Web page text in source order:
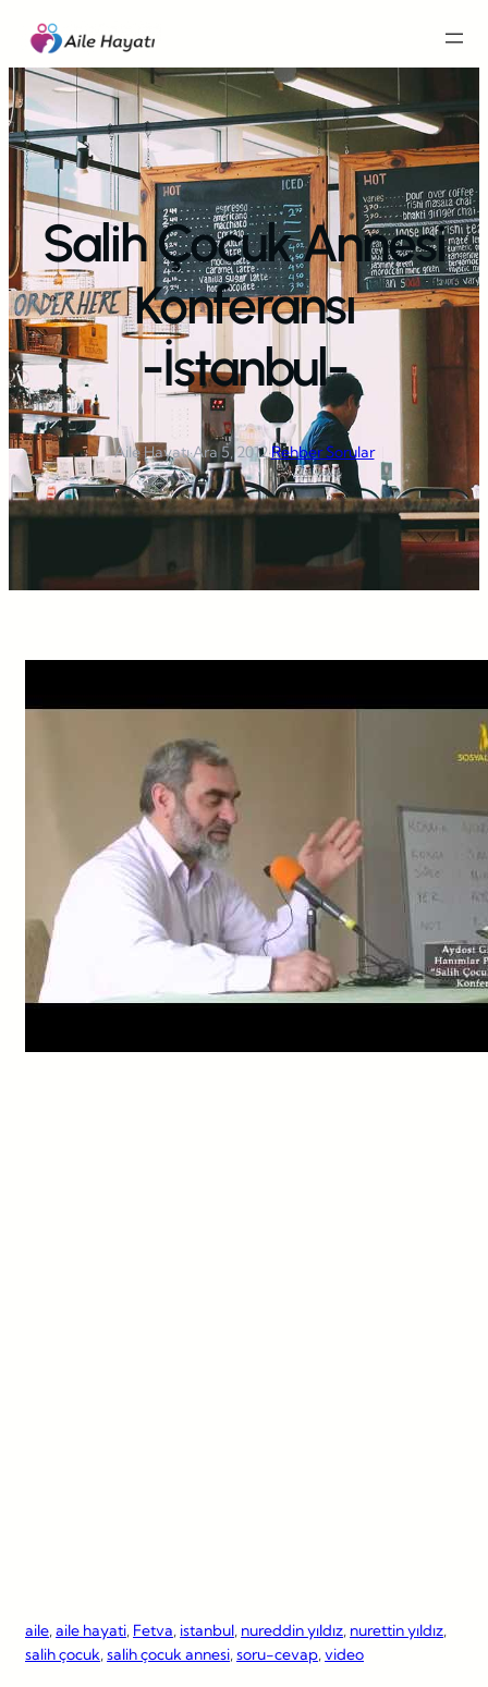
İçeriğe
geç
Salih Çocuk Annesi
Konferansı
-İstanbul-
Aile Hayatı·Ara 5, 2012·Rehber Sorular
aile, aile hayati, Fetva, istanbul, nureddin yıldız, nurettin yıldız
salih çocuk, salih çocuk annesi, soru-cevap, video